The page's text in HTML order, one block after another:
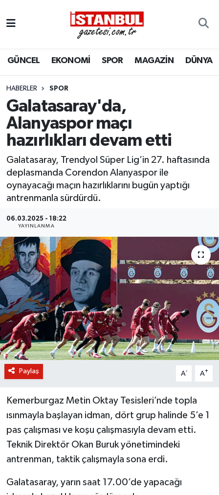
GÜNCEL EKONOMİ SPOR MAGAZİN DÜNYA
HABERLER SPOR
Galatasaray'da,
Alanyaspor maçı
hazırlıkları devam etti
Galatasaray, Trendyol Süper Lig’in 27. haftasında
deplasmanda Corendon Alanyaspor ile
oynayacağı maçın hazırlıklarını bugün yaptığı
antrenmanla sürdürdü.
06.03.2025 - 18:22
YAYINLANMA
Paylaş A- A+
Kemerburgaz Metin Oktay Tesisleri’nde topla
ısınmayla başlayan idman, dört grup halinde 5’e 1
pas çalışması ve koşu çalışmasıyla devam etti.
Teknik Direktör Okan Buruk yönetimindeki
antrenman, taktik çalışmayla sona erdi.
Galatasaray, yarın saat 17.00’de yapacağı
EKONOMİ
İSTANBUL
DÜNYA
SPOR
MAGAZİN
KÜLTÜR SANAT
BİLİM VE TEKNOLOJİ
OTOMOBİL
KURUMSAL
Nöbetçi Eczaneler
Hava Durumu
Trafik Durumu
Süper Lig Puan Durumu ve Fikstür
Tüm Manşetler
Son Dakika Haberleri
Haber Arşivi